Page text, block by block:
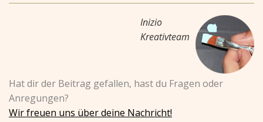
Inizio
Kreativteam
Hat dir der Beitrag gefallen, hast du Fragen oder
Anregungen?
Wir freuen uns über deine Nachricht!